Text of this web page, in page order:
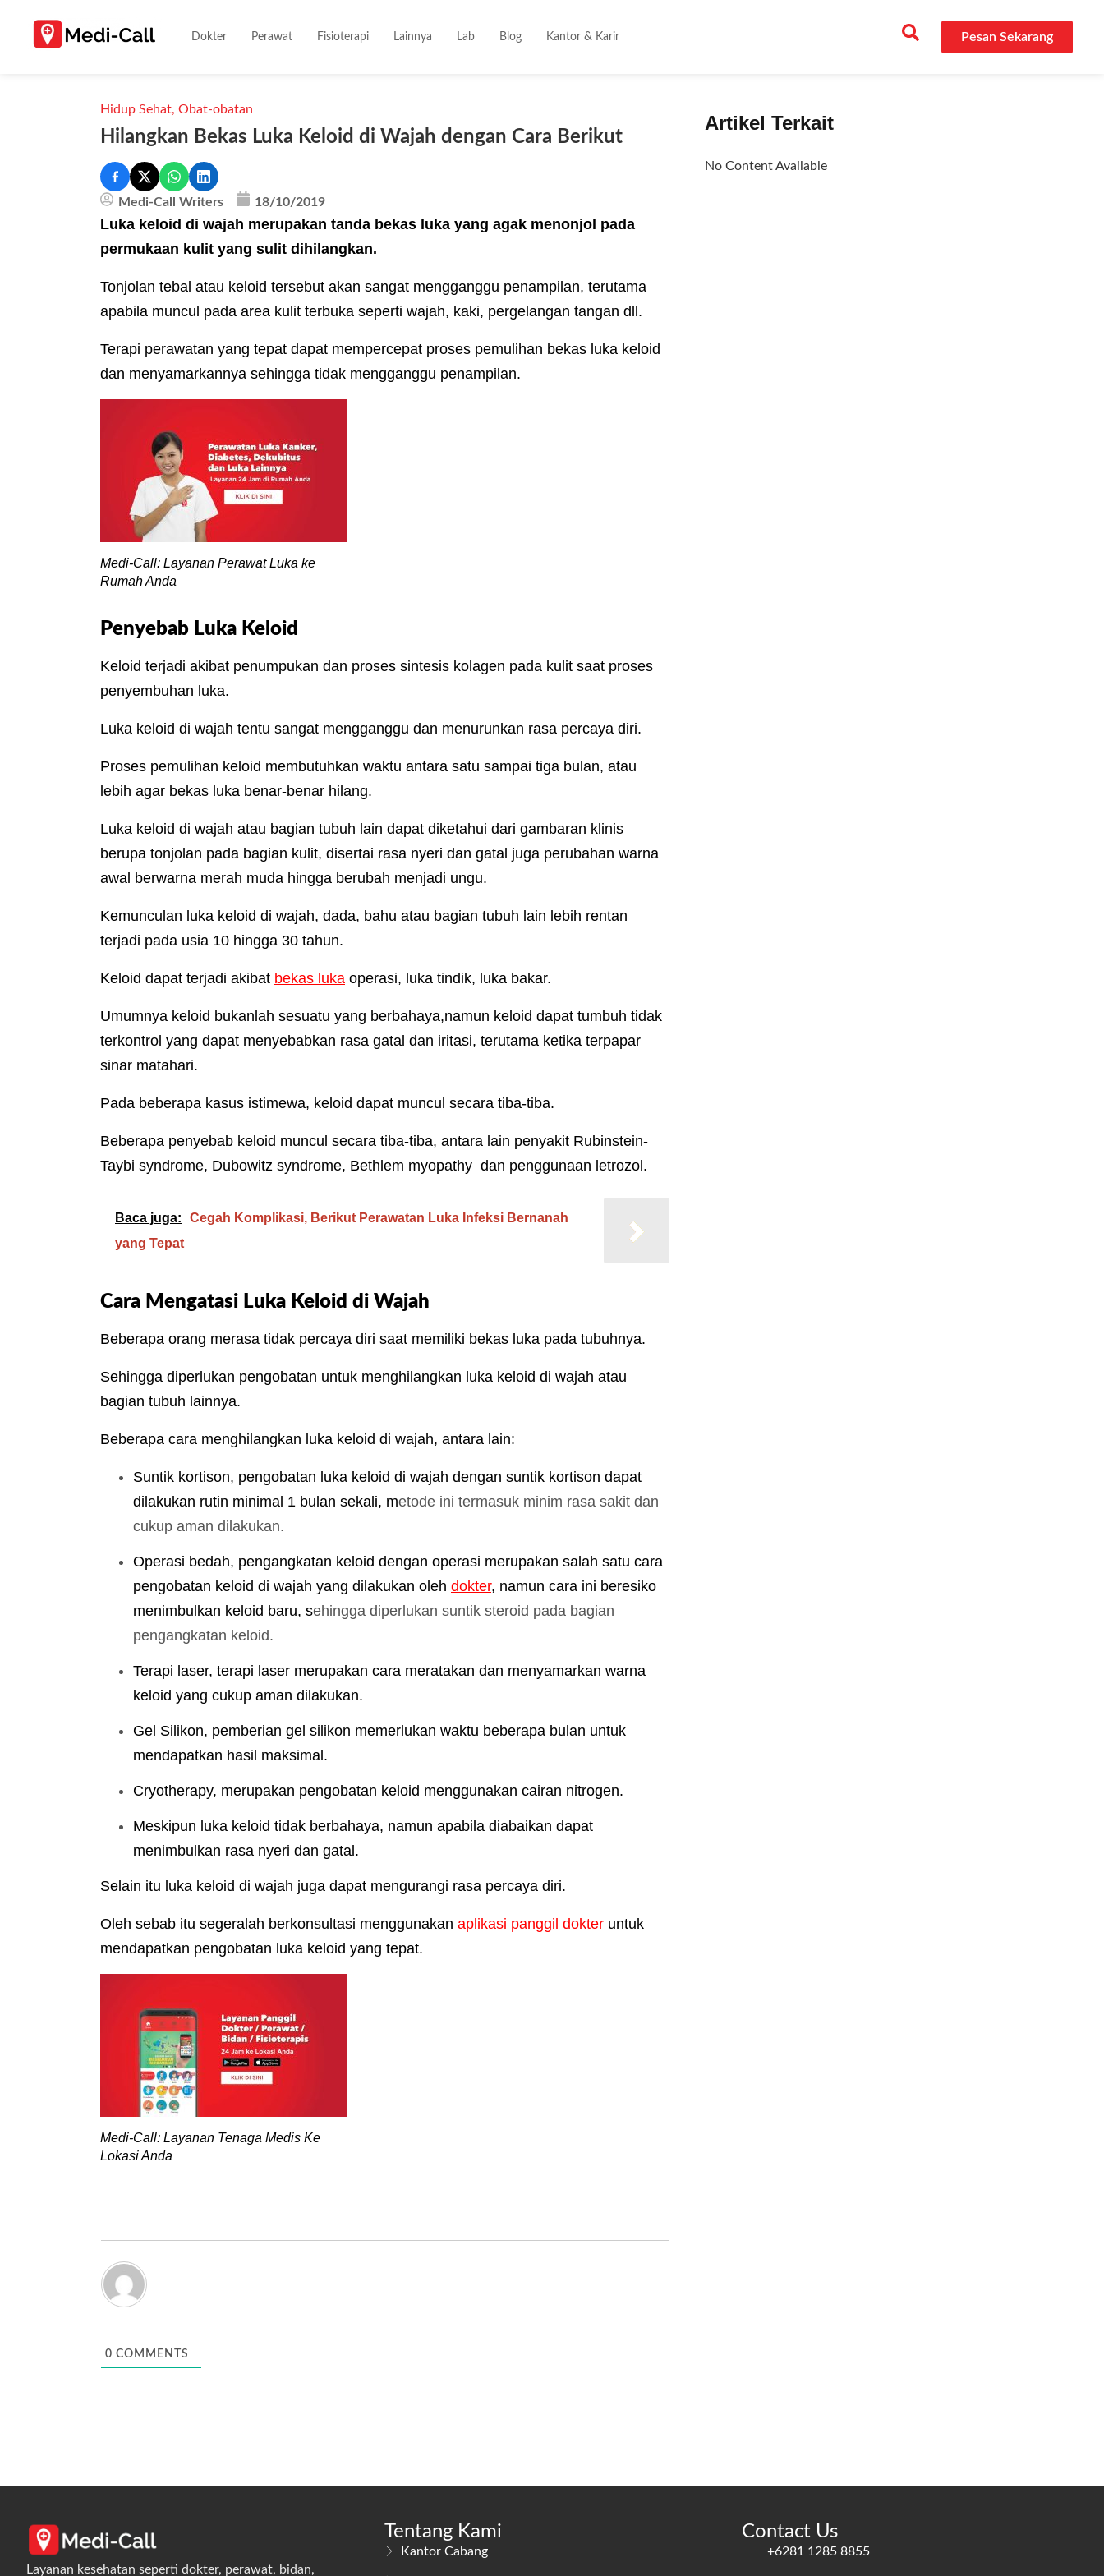
Dokter Perawat Fisioterapi Lainnya Lab Blog Kantor & Karir Pesan Sekarang
Hidup Sehat, Obat-obatan
Hilangkan Bekas Luka Keloid di Wajah dengan Cara Berikut
Medi-Call Writers 18/10/2019
Luka keloid di wajah merupakan tanda bekas luka yang agak menonjol pada
permukaan kulit yang sulit dihilangkan.
Tonjolan tebal atau keloid tersebut akan sangat mengganggu penampilan, terutama
apabila muncul pada area kulit terbuka seperti wajah, kaki, pergelangan tangan dll.
Terapi perawatan yang tepat dapat mempercepat proses pemulihan bekas luka keloid
dan menyamarkannya sehingga tidak mengganggu penampilan.
Medi-Call: Layanan Perawat Luka ke
Rumah Anda
Penyebab Luka Keloid
Keloid terjadi akibat penumpukan dan proses sintesis kolagen pada kulit saat proses
penyembuhan luka.
Luka keloid di wajah tentu sangat mengganggu dan menurunkan rasa percaya diri.
Proses pemulihan keloid membutuhkan waktu antara satu sampai tiga bulan, atau
lebih agar bekas luka benar-benar hilang.
Luka keloid di wajah atau bagian tubuh lain dapat diketahui dari gambaran klinis
berupa tonjolan pada bagian kulit, disertai rasa nyeri dan gatal juga perubahan warna
awal berwarna merah muda hingga berubah menjadi ungu.
Kemunculan luka keloid di wajah, dada, bahu atau bagian tubuh lain lebih rentan
terjadi pada usia 10 hingga 30 tahun.
Keloid dapat terjadi akibat bekas luka operasi, luka tindik, luka bakar.
Umumnya keloid bukanlah sesuatu yang berbahaya,namun keloid dapat tumbuh tidak
terkontrol yang dapat menyebabkan rasa gatal dan iritasi, terutama ketika terpapar
sinar matahari.
Pada beberapa kasus istimewa, keloid dapat muncul secara tiba-tiba.
Beberapa penyebab keloid muncul secara tiba-tiba, antara lain penyakit Rubinstein-
Taybi syndrome, Dubowitz syndrome, Bethlem myopathy dan penggunaan letrozol.
Baca juga:
Cegah Komplikasi, Berikut Perawatan Luka Infeksi Bernanah
yang Tepat
Cara Mengatasi Luka Keloid di Wajah
Beberapa orang merasa tidak percaya diri saat memiliki bekas luka pada tubuhnya.
Sehingga diperlukan pengobatan untuk menghilangkan luka keloid di wajah atau
bagian tubuh lainnya.
Beberapa cara menghilangkan luka keloid di wajah, antara lain:
Suntik kortison, pengobatan luka keloid di wajah dengan suntik kortison dapat
dilakukan rutin minimal 1 bulan sekali, metode ini termasuk minim rasa sakit dan
cukup aman dilakukan.
Operasi bedah, pengangkatan keloid dengan operasi merupakan salah satu cara
pengobatan keloid di wajah yang dilakukan oleh dokter, namun cara ini beresiko
menimbulkan keloid baru, sehingga diperlukan suntik steroid pada bagian
pengangkatan keloid.
Terapi laser, terapi laser merupakan cara meratakan dan menyamarkan warna
keloid yang cukup aman dilakukan.
Gel Silikon, pemberian gel silikon memerlukan waktu beberapa bulan untuk
mendapatkan hasil maksimal.
Cryotherapy, merupakan pengobatan keloid menggunakan cairan nitrogen.
Meskipun luka keloid tidak berbahaya, namun apabila diabaikan dapat
menimbulkan rasa nyeri dan gatal.
Selain itu luka keloid di wajah juga dapat mengurangi rasa percaya diri.
Oleh sebab itu segeralah berkonsultasi menggunakan aplikasi panggil dokter untuk
mendapatkan pengobatan luka keloid yang tepat.
Medi-Call: Layanan Tenaga Medis Ke
Lokasi Anda
0 COMMENTS
Artikel Terkait
No Content Available
Layanan kesehatan seperti dokter, perawat, bidan,
Tentang Kami
Kantor Cabang
Contact Us
+6281 1285 8855